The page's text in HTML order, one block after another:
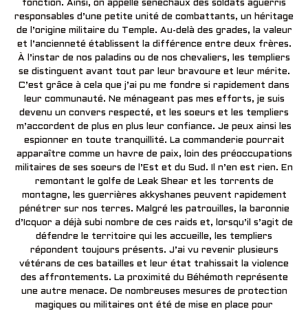
fonction. Ainsi, on appelle sénéchaux des soldats aguerris
responsables d’une petite unité de combattants, un héritage
de l’origine militaire du Temple. Au-delà des grades, la valeur
et l’ancienneté établissent la différence entre deux frères.
À l’instar de nos paladins ou de nos chevaliers, les templiers
se distinguent avant tout par leur bravoure et leur mérite.
C’est grâce à cela que j’ai pu me fondre si rapidement dans
leur communauté. Ne ménageant pas mes efforts, je suis
devenu un convers respecté, et les soeurs et les templiers
m’accordent de plus en plus leur confiance. Je peux ainsi les
espionner en toute tranquillité. La commanderie pourrait
apparaître comme un havre de paix, loin des préoccupations
militaires de ses soeurs de l’Est et du Sud. Il n’en est rien. En
remontant le golfe de Leak Shear et les torrents de
montagne, les guerrières akkyshanes peuvent rapidement
pénétrer sur nos terres. Malgré les patrouilles, la baronnie
d’Icquor a déjà subi nombre de ces raids et, lorsqu’il s’agit de
défendre le territoire qui les accueille, les templiers
répondent toujours présents. J’ai vu revenir plusieurs
vétérans de ces batailles et leur état trahissait la violence
des affrontements. La proximité du Béhémoth représente
une autre menace. De nombreuses mesures de protection
magiques ou militaires ont été de mise en place pour